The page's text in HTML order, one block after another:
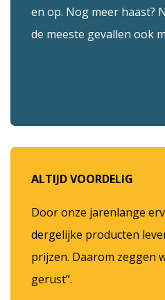
en op. Nog meer haast?
de meeste gevallen ook
ALTIJD VOORDELIG
Door onze jarenlange
dergelijke producten
prijzen. Daarom zeggen
gerust”.